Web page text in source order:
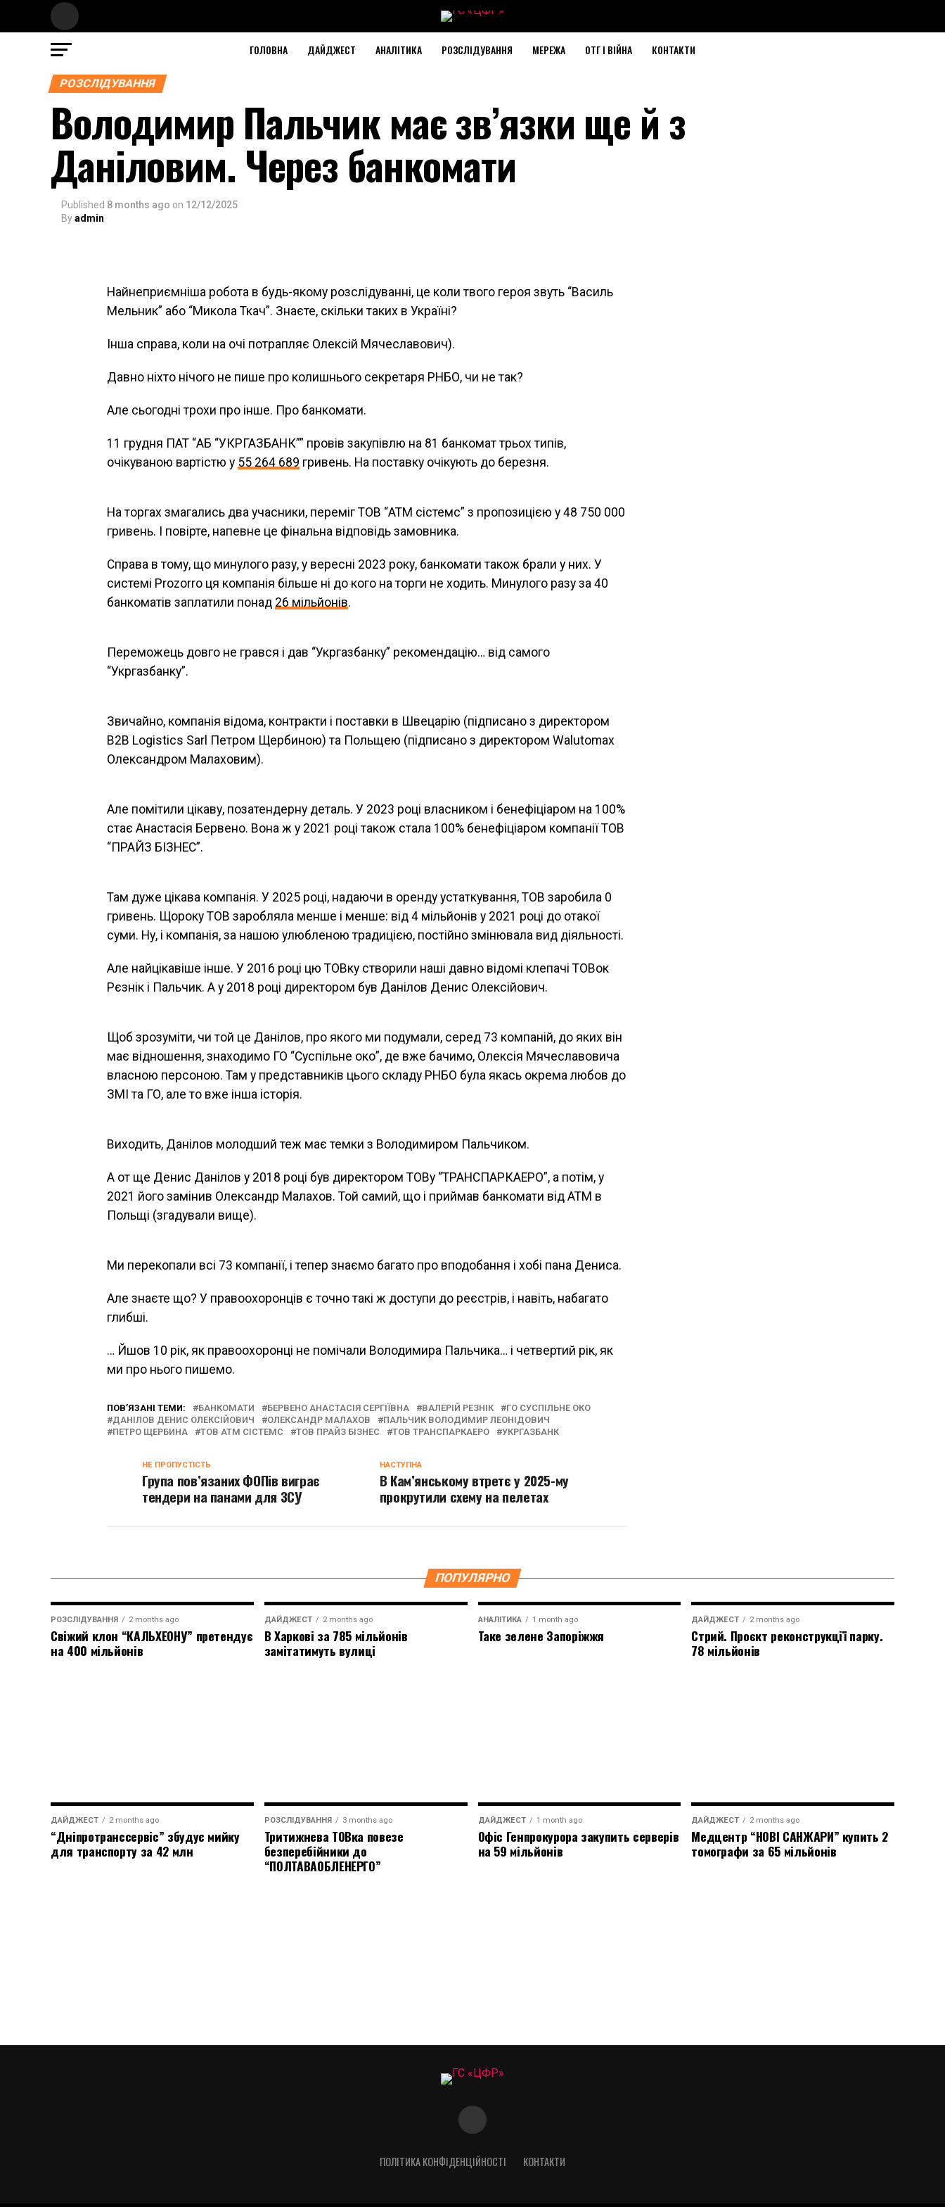
ГОЛОВНА ДАЙДЖЕСТ АНАЛІТИКА РОЗСЛІДУВАННЯ МЕРЕЖА ОТГ І ВІЙНА КОНТАКТИ
РОЗСЛІДУВАННЯ
Володимир Пальчик має зв’язки ще й з
Даніловим. Через банкомати
Published 8 months ago on 12/12/2025
Byadmin
Найнеприємніша робота в будь-якому розслідуванні, це коли твого героя звуть “Василь
Мельник” або “Микола Ткач”. Знаєте, скільки таких в Україні?
Інша справа, коли на очі потрапляє Олексій Мячеславович).
Давно ніхто нічого не пише про колишнього секретаря РНБО, чи не так?
Але сьогодні трохи про інше. Про банкомати.
11 грудня ПАТ “АБ “УКРГАЗБАНК”” провів закупівлю на 81 банкомат трьох типів,
очікуваною вартістю у 55 264 689 гривень. На поставку очікують до березня.
На торгах змагались два учасники, переміг ТОВ “АТМ сістемс” з пропозицією у 48 750 000
гривень. І повірте, напевне це фінальна відповідь замовника.
Справа в тому, що минулого разу, у вересні 2023 року, банкомати також брали у них. У
системі Prozorro ця компанія більше ні до кого на торги не ходить. Минулого разу за 40
банкоматів заплатили понад 26 мільйонів.
Переможець довго не грався і дав “Укргазбанку” рекомендацію… від самого
“Укргазбанку”.
Звичайно, компанія відома, контракти і поставки в Швецарію (підписано з директором
B2B Logistics Sarl Петром Щербиною) та Польщею (підписано з директором Walutomax
Олександром Малаховим).
Але помітили цікаву, позатендерну деталь. У 2023 році власником і бенефіціаром на 100%
стає Анастасія Бервено. Вона ж у 2021 році також стала 100% бенефіціаром компанії ТОВ
“ПРАЙЗ БІЗНЕС”.
Там дуже цікава компанія. У 2025 році, надаючи в оренду устаткування, ТОВ заробила 0
гривень. Щороку ТОВ заробляла менше і менше: від 4 мільйонів у 2021 році до отакої
суми. Ну, і компанія, за нашою улюбленою традицією, постійно змінювала вид діяльності.
Але найцікавіше інше. У 2016 році цю ТОВку створили наші давно відомі клепачі ТОВок
Рєзнік і Пальчик. А у 2018 році директором був Данілов Денис Олексійович.
Щоб зрозуміти, чи той це Данілов, про якого ми подумали, серед 73 компаній, до яких він
має відношення, знаходимо ГО “Суспільне око”, де вже бачимо, Олексія Мячеславовича
власною персоною. Там у представників цього складу РНБО була якась окрема любов до
ЗМІ та ГО, але то вже інша історія.
Виходить, Данілов молодший теж має темки з Володимиром Пальчиком.
А от ще Денис Данілов у 2018 році був директором ТОВу “ТРАНСПАРКАЕРО”, а потім, у
2021 його замінив Олександр Малахов. Той самий, що і приймав банкомати від АТМ в
Польщі (згадували вище).
Ми перекопали всі 73 компанії, і тепер знаємо багато про вподобання і хобі пана Дениса.
Але знаєте що? У правоохоронців є точно такі ж доступи до реєстрів, і навіть, набагато
глибші.
… Йшов 10 рік, як правоохоронці не помічали Володимира Пальчика… і четвертий рік, як
ми про нього пишемо.
ПОВ’ЯЗАНІ ТЕМИ: БАНКОМАТИ БЕРВЕНО АНАСТАСІЯ СЕРГІЇВНА ВАЛЕРІЙ РЕЗНІК
ГО СУСПІЛЬНЕ ОКО
ДАНІЛОВ ДЕНИС ОЛЕКСІЙОВИЧ
ОЛЕКСАНДР МАЛАХОВ
ПАЛЬЧИК ВОЛОДИМИР ЛЕОНІДОВИЧ
ПЕТРО ЩЕРБИНА
ТОВ АТМ СІСТЕМС ТОВ ПРАЙЗ БІЗНЕС ТОВ ТРАНСПАРКАЕРО УКРГАЗБАНК
НАСТУПНА
В Кам’янському втретє у 2025-му
прокрутили схему на пелетах
НЕ ПРОПУСТІСТЬ
Група пов’язаних ФОПів виграє
тендери на панами для ЗСУ
ПОПУЛЯРНО
РОЗСЛІДУВАННЯ 2 months ago
Свіжий клон “КАЛЬХЕОНУ” претендує
на 400 мільйонів
ДАЙДЖЕСТ 2 months ago
В Харкові за 785 мільйонів
замітатимуть вулиці
АНАЛІТИКА 1 month ago
Таке зелене Запоріжжя
ДАЙДЖЕСТ 2 months ago
Стрий. Проєкт реконструкції парку.
78 мільйонів
ДАЙДЖЕСТ 2 months ago
“Дніпротранссервіс” збудує мийку
для транспорту за 42 млн
РОЗСЛІДУВАННЯ 3 months ago
Тритижнева ТОВка повезе
безперебійники до
“ПОЛТАВАОБЛЕНЕРГО”
ДАЙДЖЕСТ 1 month ago
Офіс Генпрокурора закупить серверів
на 59 мільйонів
ДАЙДЖЕСТ 2 months ago
Медцентр “НОВІ САНЖАРИ” купить 2
томографи за 65 мільйонів
ПОЛІТИКА КОНФІДЕНЦІЙНОСТІ КОНТАКТИ